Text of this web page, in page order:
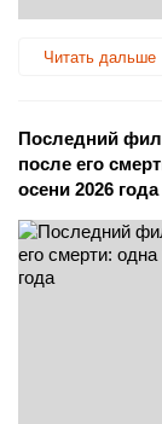
Читать дальше
Последний
после его
осени 2026 года